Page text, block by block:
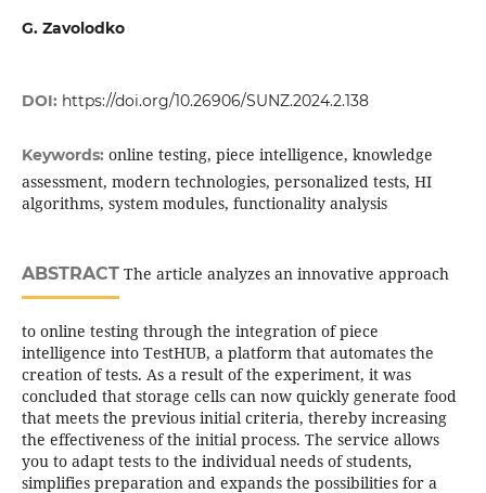
G. Zavolodko
DOI: https://doi.org/10.26906/SUNZ.2024.2.138
Keywords: online testing, piece intelligence, knowledge
assessment, modern technologies, personalized tests, HI
algorithms, system modules, functionality analysis
ABSTRACTThe article analyzes an innovative approach
to online testing through the integration of piece
intelligence into TestHUB, a platform that automates the
creation of tests. As a result of the experiment, it was
concluded that storage cells can now quickly generate food
that meets the previous initial criteria, thereby increasing
the effectiveness of the initial process. The service allows
you to adapt tests to the individual needs of students,
simplifies preparation and expands the possibilities for a